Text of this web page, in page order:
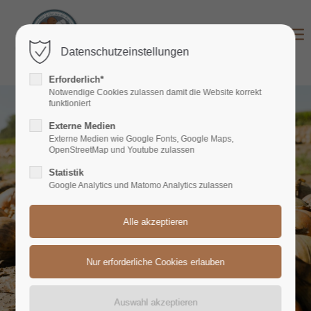
Login
Benutzername
Passwort
Anmelden
Register|Lost your password?
Support
Lorem ipsum dolor sit amet:
Datenschutzeinstellungen
Erforderlich*
Notwendige Cookies zulassen damit die Website korrekt
funktioniert
Externe Medien
Externe Medien wie Google Fonts, Google Maps,
OpenStreetMap und Youtube zulassen
Statistik
Google Analytics und Matomo Analytics zulassen